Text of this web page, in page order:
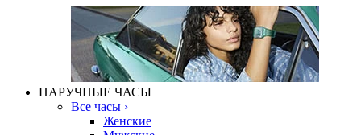
НАРУЧНЫЕ ЧАСЫ
Все часы ›
Женские